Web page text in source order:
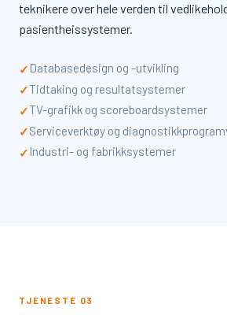
teknikere over hele verden til
pasientheissystemer.
✓ Databasedesign og -utvikling
✓Tidtaking og resultatsystemer
✓TV-grafikk og scoreboardsystemer
✓Serviceverktøy og
✓ Industri- og fabrikksystemer
TJENESTE 03